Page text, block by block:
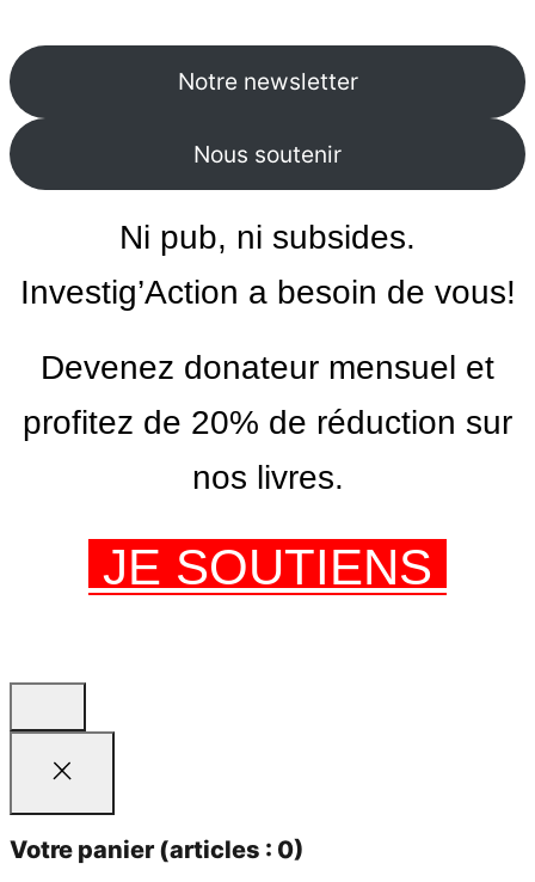
Notre newsletter
Nous soutenir
Ni pub, ni subsides.
Investig’Action a besoin de vous!
Devenez donateur mensuel et
profitez de 20% de réduction sur
nos livres.
JE SOUTIENS
Votre panier (articles : 0)